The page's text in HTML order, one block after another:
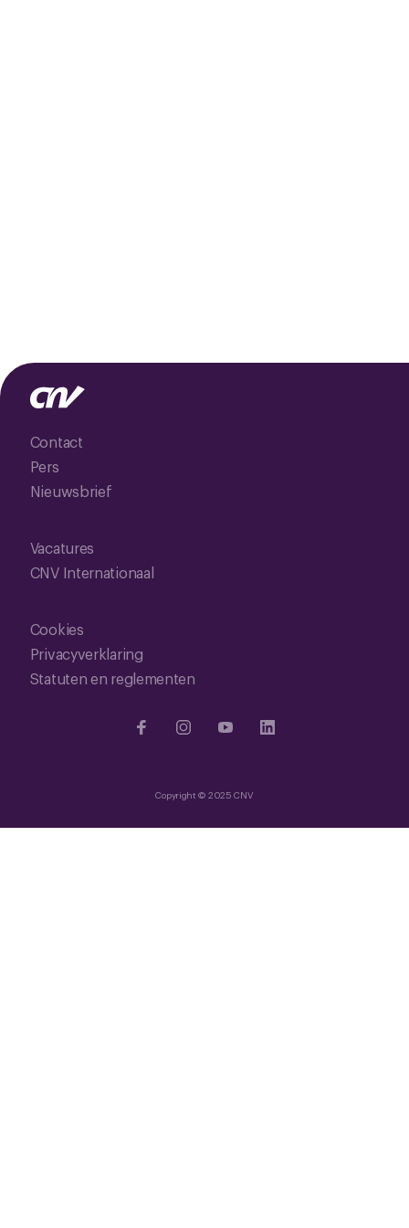
Contact
Pers
Nieuwsbrief
Vacatures
CNV Internationaal
Cookies
Privacyverklaring
Statuten en reglementen
Copyright © 2025 CNV